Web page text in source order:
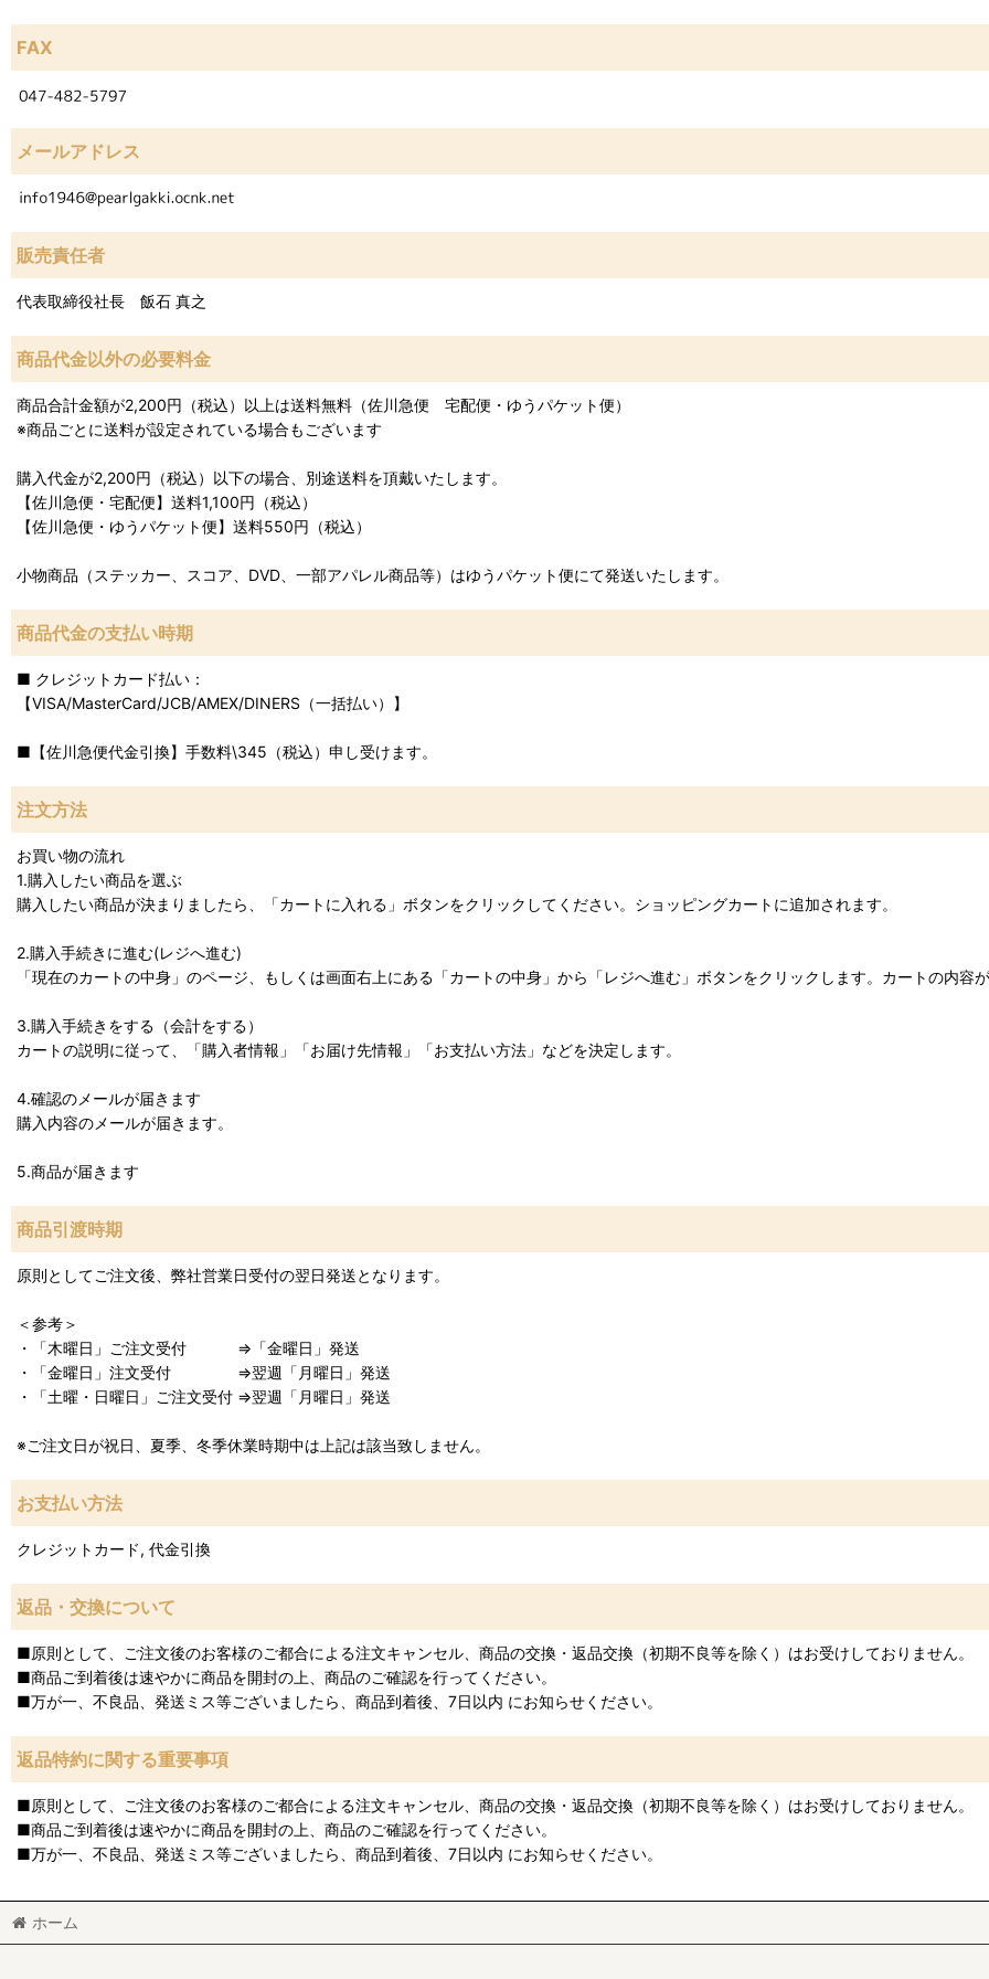
FAX
メールアドレス
販売責任者
代表取締役社長 飯石 真之
商品代金以外の必要料金
商品合計金額が2,200円（税込）以上は送料無料（佐川急便 宅配便・ゆうパケット便）
※商品ごとに送料が設定されている場合もございます
購入代金が2,200円（税込）以下の場合、別途送料を頂戴いたします。
【佐川急便・宅配便】送料1,100円（税込）
【佐川急便・ゆうパケット便】送料550円（税込）
小物商品（ステッカー、スコア、DVD、一部アパレル商品等）はゆうパケット便にて発送いたします。
商品代金の支払い時期
■ クレジットカード払い：
【VISA/MasterCard/JCB/AMEX/DINERS（一括払い）】
■【佐川急便代金引換】手数料\345（税込）申し受けます。
注文方法
お買い物の流れ
1.購入したい商品を選ぶ
購入したい商品が決まりましたら、「カートに入れる」ボタンをクリックしてください。ショッピングカートに追加されます。
2.購入手続きに進む(レジへ進む)
「現在のカートの中身」のページ、もしくは画面右上にある「カートの中身」から「レジへ進む」ボタンをクリックします。カートの内容が
3.購入手続きをする（会計をする）
カートの説明に従って、「購入者情報」「お届け先情報」「お支払い方法」などを決定します。
4.確認のメールが届きます
購入内容のメールが届きます。
5.商品が届きます
商品引渡時期
原則としてご注文後、弊社営業日受付の翌日発送となります。
＜参考＞
・「木曜日」ご注文受付 ⇒「金曜日」発送
・「金曜日」注文受付 ⇒翌週「月曜日」発送
・「土曜・日曜日」ご注文受付 ⇒翌週「月曜日」発送
※ご注文日が祝日、夏季、冬季休業時期中は上記は該当致しません。
お支払い方法
クレジットカード, 代金引換
返品・交換について
■原則として、ご注文後のお客様のご都合による注文キャンセル、商品の交換・返品交換（初期不良等を除く）はお受けしておりません。
■商品ご到着後は速やかに商品を開封の上、商品のご確認を行ってください。
■万が一、不良品、発送ミス等ございましたら、商品到着後、7日以内 にお知らせください。
返品特約に関する重要事項
■原則として、ご注文後のお客様のご都合による注文キャンセル、商品の交換・返品交換（初期不良等を除く）はお受けしておりません。
■商品ご到着後は速やかに商品を開封の上、商品のご確認を行ってください。
■万が一、不良品、発送ミス等ございましたら、商品到着後、7日以内 にお知らせください。
ホーム